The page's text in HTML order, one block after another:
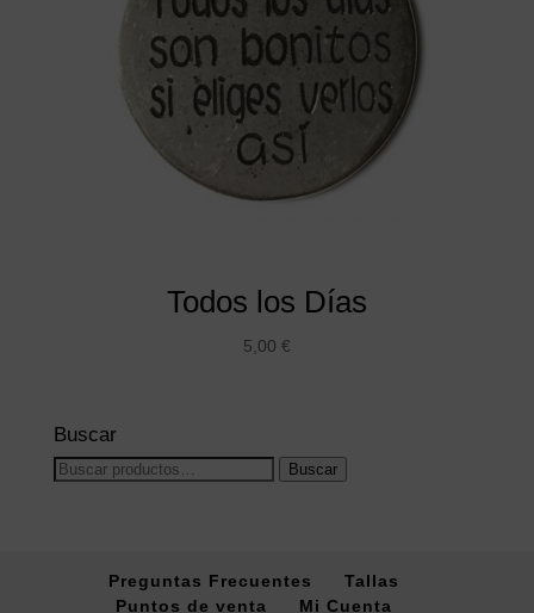
Todos los Días
5,00 €
Buscar
Buscar
Buscar
Preguntas Frecuentes
Tallas
Puntos de venta
Mi Cuenta